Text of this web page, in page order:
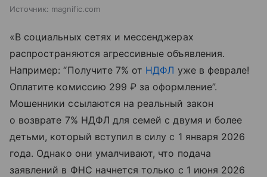
Источник: magnific.com
«В социальных сетях и мессенджерах
распространяются агрессивные объявления.
Например: “Получите 7% от НДФЛ уже в феврале!
Оплатите комиссию 299 ₽ за оформление”.
Мошенники ссылаются на реальный закон
о возврате 7% НДФЛ для семей с двумя и более
детьми, который вступил в силу с 1 января 2026
года. Однако они умалчивают, что подача
заявлений в ФНС начнется только с 1 июня 2026